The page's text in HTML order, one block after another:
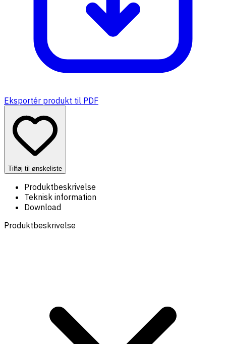
Eksportér produkt til PDF
Tilføj til ønskeliste
Produktbeskrivelse
Teknisk information
Download
Produktbeskrivelse